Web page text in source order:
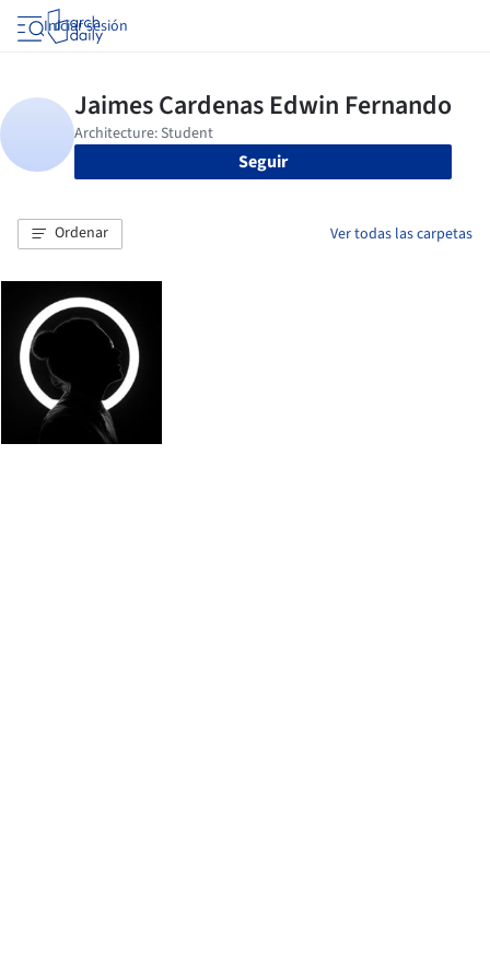
Iniciar sesión
Seguir
Ordenar Ver todas las carpetas